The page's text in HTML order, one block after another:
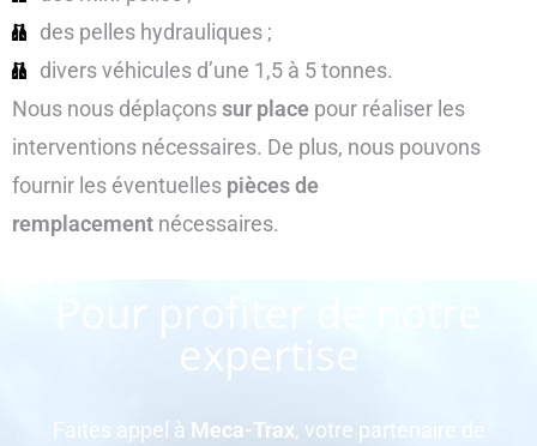
des pelles hydrauliques ;
divers véhicules d’une 1,5 à 5 tonnes.
Nous nous déplaçonssur place pour réaliser les
interventions nécessaires. De plus, nous pouvons
fournir les éventuelles pièces de
remplacement nécessaires.
Pour profiter de notre
expertise
Faites appel à Meca-Trax, votre partenaire de